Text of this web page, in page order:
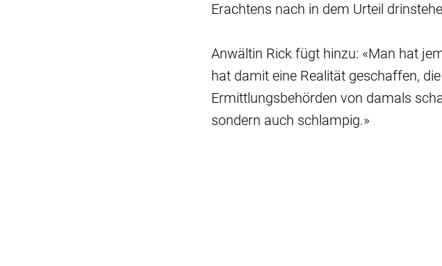
Erachtens nach in dem Urteil
Anwältin Rick fügt hinzu: «Man hat
hat damit eine Realität geschaffen,
Ermittlungsbehörden von damals
sondern auch schlampig.»